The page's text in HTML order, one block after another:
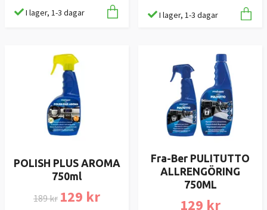
I lager, 1-3 dagar I lager, 1-3 dagar
POLISH PLUS AROMA
750ml
189 kr 129 kr
Fra-Ber PULITUTTO
ALLRENGÖRING
750ML
129 kr